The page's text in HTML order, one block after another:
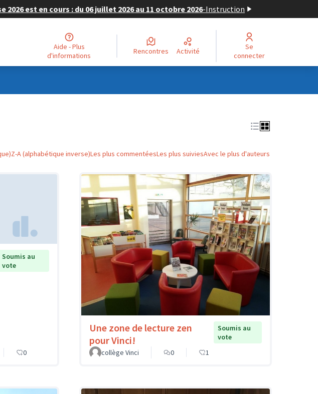
est en cours : du 06 juillet 2026 au 11 octobre 2026-Instruction
Aide - Plus
d'informations
Rencontres Activité
Se
connecter
Z-A (alphabétique inverse)Les plus commentéesLes plus suiviesAvec le plus d'auteurs
Soumis au
vote
0
Une zone de lecture zen
pour Vinci!
Soumis au
vote
collège Vinci
0 1